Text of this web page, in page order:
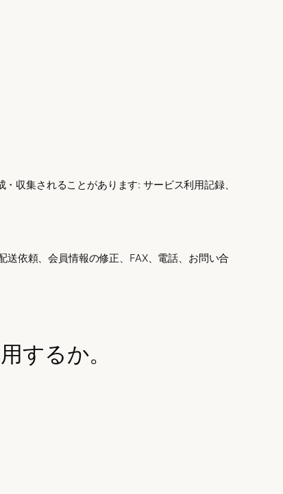
収集されることがあります: サービス利用記録、
依頼、会員情報の修正、FAX、電話、お問い合
するか。